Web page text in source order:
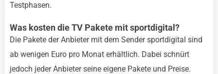
Testphasen.
Was kosten die TV Pakete mit sportdigital?
Die Pakete der Anbieter mit dem Sender sportdigital sind
ab wenigen Euro pro Monat erhältlich. Dabei schnürt
jedoch jeder Anbieter seine eigene Pakete und Preise.